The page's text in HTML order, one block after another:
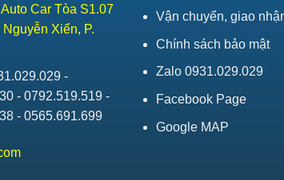
Car Tòa S1.07
Xiển, P.
-
- 0792.519.519 -
- 0565.691.699
Vận chuyển, giao
Chính sách bảo mật
Zalo 0931.029.029
Facebook Page
Google MAP